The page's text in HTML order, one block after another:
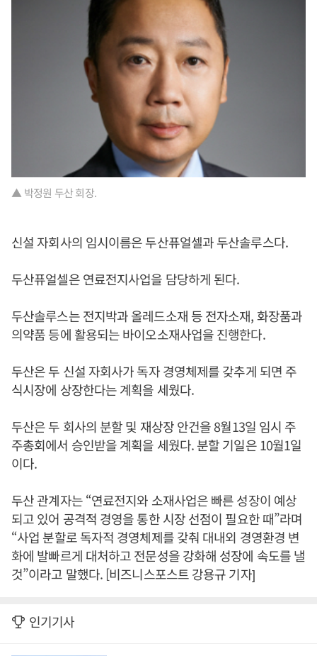
▲ 박정원 두산 회장.
신설 자회사의 임시이름은 두산퓨얼셀과 두산솔루스다.
두산퓨얼셀은 연료전지사업을 담당하게 된다.
두산솔루스는 전지박과 올레드소재 등 전자소재, 화장품과
의약품 등에 활용되는 바이오소재사업을 진행한다.
두산은 두 신설 자회사가 독자 경영체제를 갖추게 되면 주
식시장에 상장한다는 계획을 세웠다.
두산은 두 회사의 분할 및 재상장 안건을 8월13일 임시 주
주총회에서 승인받을 계획을 세웠다. 분할 기일은 10월1일
이다.
두산 관계자는 “연료전지와 소재사업은 빠른 성장이 예상
되고 있어 공격적 경영을 통한 시장 선점이 필요한 때”라며
“사업 분할로 독자적 경영체제를 갖춰 대내외 경영환경 변
화에 발빠르게 대처하고 전문성을 강화해 성장에 속도를 낼
것”이라고 말했다. [비즈니스포스트 강용규 기자]
인기기사